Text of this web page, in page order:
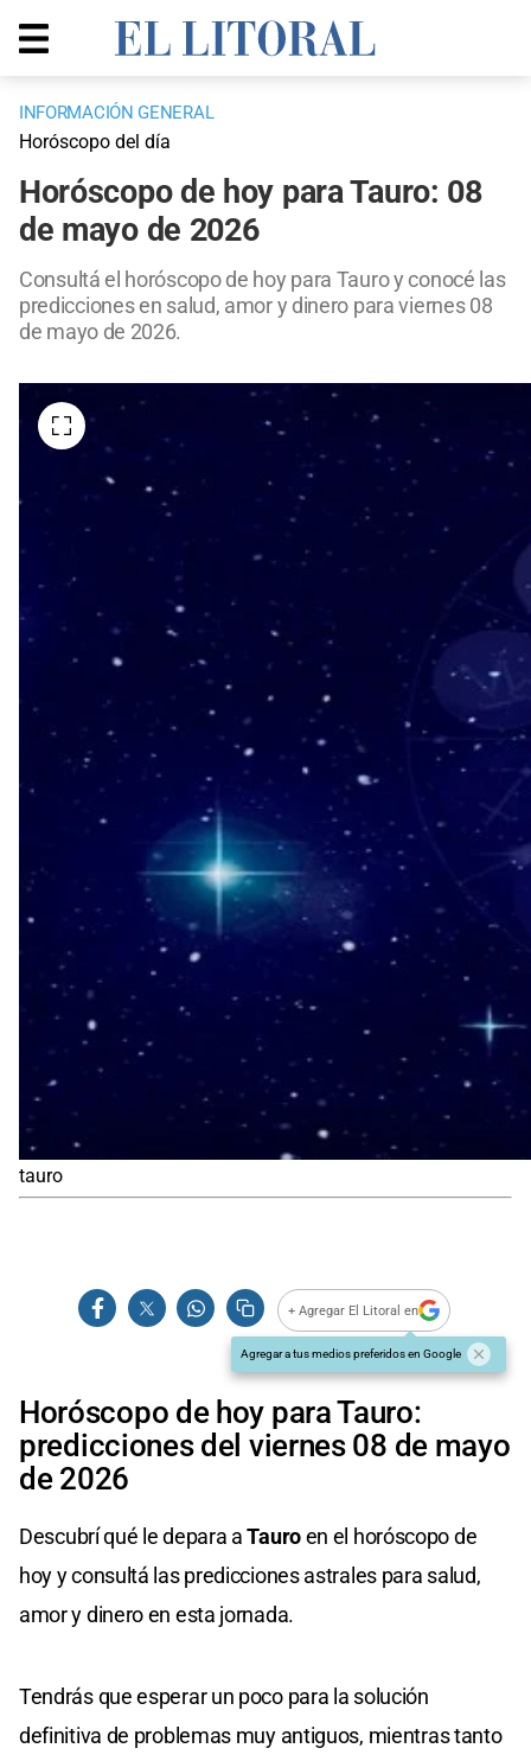
INFORMACIÓN GENERAL
Horóscopo del día
Horóscopo de hoy para Tauro: 08
de mayo de 2026
Consultá el horóscopo de hoy para Tauro y conocé las
predicciones en salud, amor y dinero para viernes 08
de mayo de 2026.
tauro
+ Agregar El Litoral en
Agregar a tus medios preferidos en Google
Horóscopo de hoy para Tauro:
predicciones del viernes 08 de mayo
de 2026
Descubrí qué le depara aTauroen el horóscopo de
hoy y consultá las predicciones astrales para salud,
amor y dinero en esta jornada.
Tendrás que esperar un poco para la solución
definitiva de problemas muy antiguos, mientras tanto